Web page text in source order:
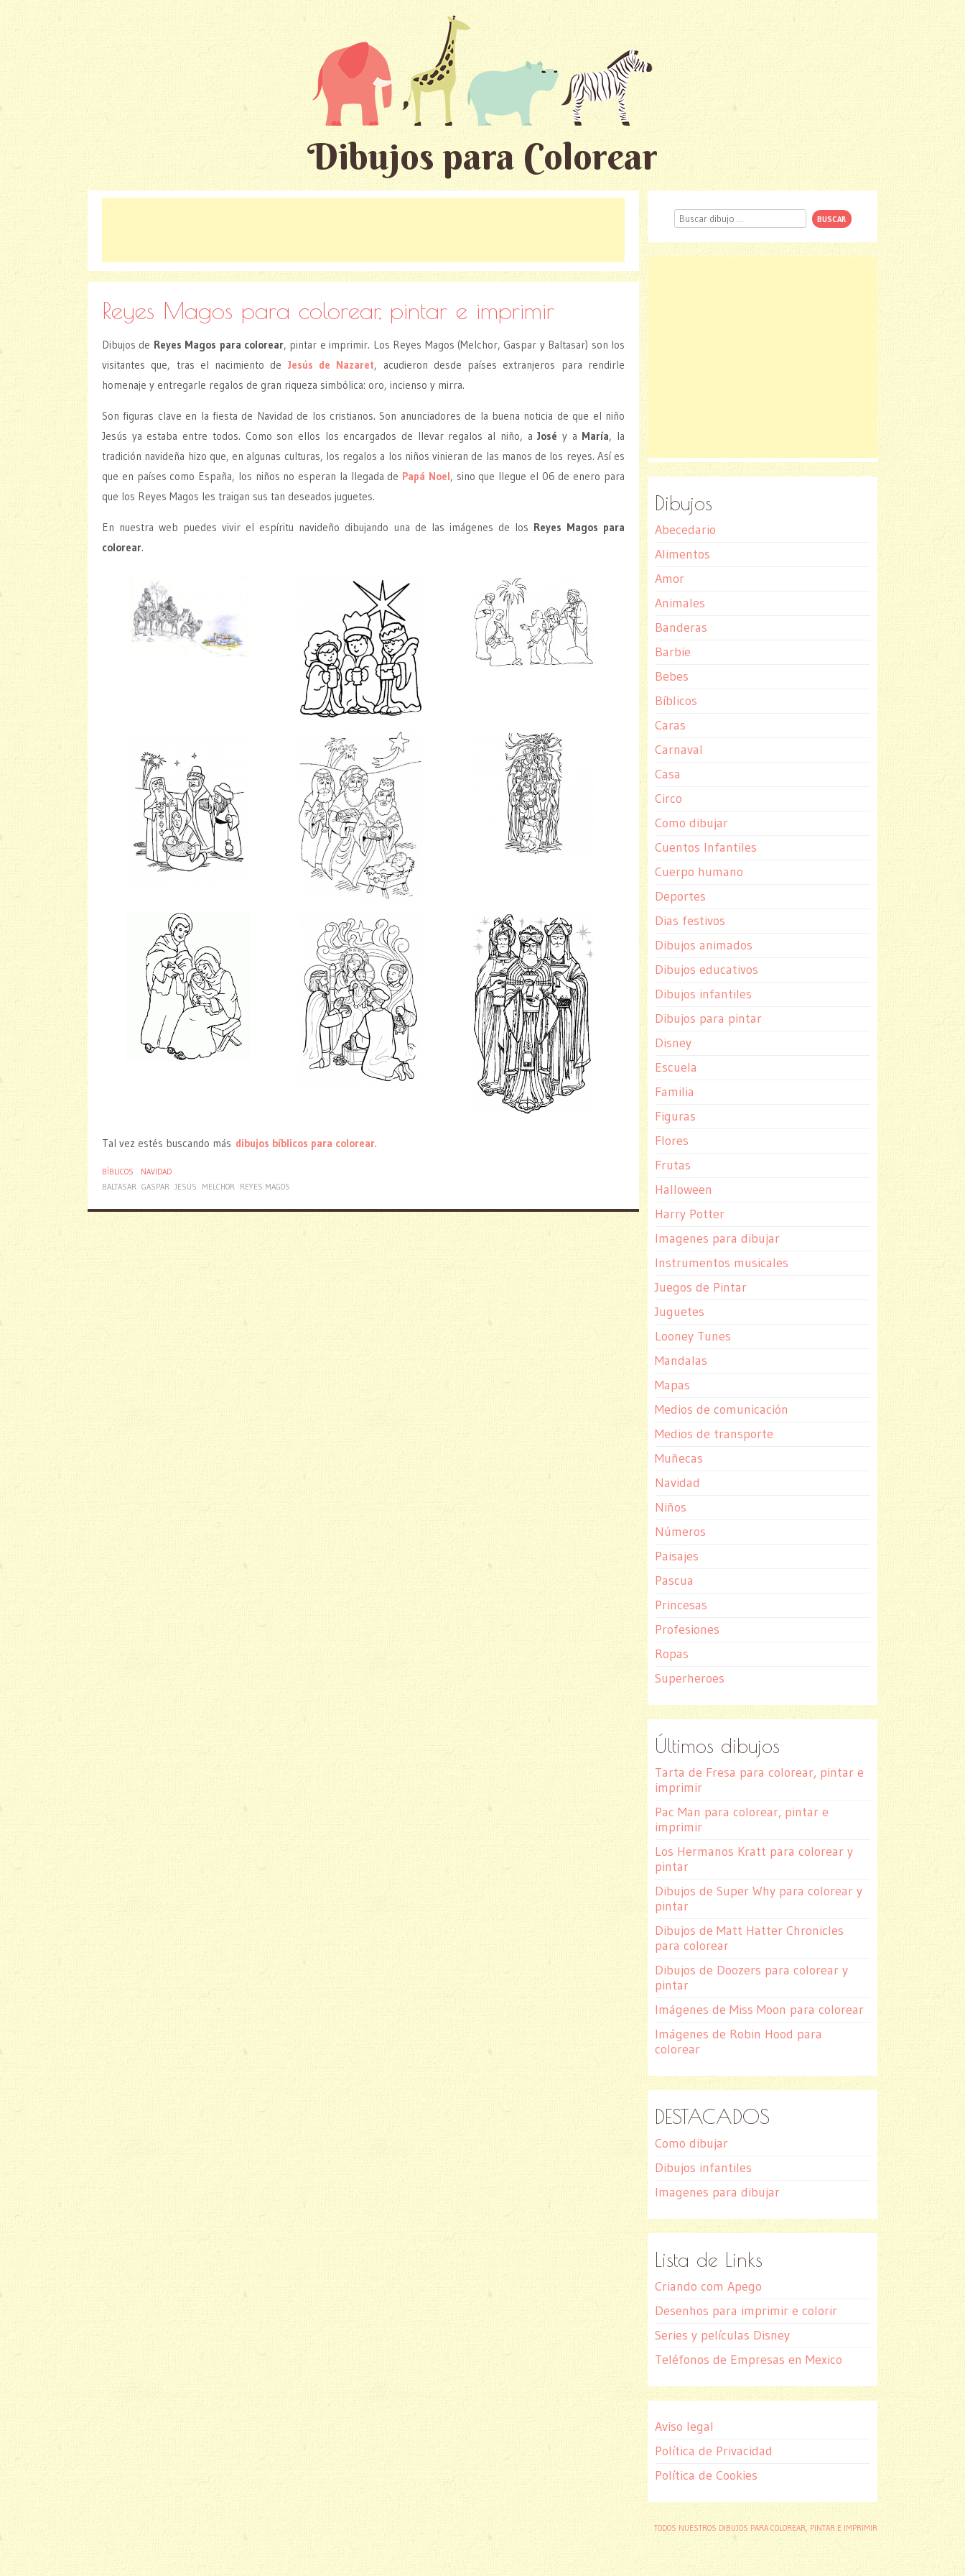
Dibujos para Colorear
Reyes Magos para colorear, pintar e imprimir
Dibujos de Reyes Magos para colorear, pintar e imprimir. Los Reyes Magos (Melchor, Gaspar y Baltasar) son los
visitantes que, tras el nacimiento de Jesús de Nazaret, acudieron desde países extranjeros para rendirle
homenaje y entregarle regalos de gran riqueza simbólica: oro, incienso y mirra.
Son figuras clave en la fiesta de Navidad de los cristianos. Son anunciadores de la buena noticia de que el niño
Jesús ya estaba entre todos. Como son ellos los encargados de llevar regalos al niño, aJosé y a María, la
tradición navideña hizo que, en algunas culturas, los regalos a los niños vinieran de las manos de los reyes. Así es
que en países como España, los niños no esperan la llegada de Papá Noel, sino que llegue el 06 de enero para
que los Reyes Magos les traigan sus tan deseados juguetes.
En nuestra web puedes vivir el espíritu navideño dibujando una de las imágenes de los Reyes Magos para
colorear.
Tal vez estés buscando más dibujos bíblicos para colorear.
BÍBLICOS
NAVIDAD
BALTASAR GASPAR JESÚS MELCHOR REYES MAGOS
Buscar
Dibujos
Abecedario
Alimentos
Amor
Animales
Banderas
Barbie
Bebes
Bíblicos
Caras
Carnaval
Casa
Circo
Como dibujar
Cuentos Infantiles
Cuerpo humano
Deportes
Dias festivos
Dibujos animados
Dibujos educativos
Dibujos infantiles
Dibujos para pintar
Disney
Escuela
Familia
Figuras
Flores
Frutas
Halloween
Harry Potter
Imagenes para dibujar
Instrumentos musicales
Juegos de Pintar
Juguetes
Looney Tunes
Mandalas
Mapas
Medios de comunicación
Medios de transporte
Muñecas
Navidad
Niños
Números
Paisajes
Pascua
Princesas
Profesiones
Ropas
Superheroes
Últimos dibujos
Tarta de Fresa para colorear, pintar e
imprimir
Pac Man para colorear, pintar e
imprimir
Los Hermanos Kratt para colorear y
pintar
Dibujos de Super Why para colorear y
pintar
Dibujos de Matt Hatter Chronicles
para colorear
Dibujos de Doozers para colorear y
pintar
Imágenes de Miss Moon para colorear
Imágenes de Robin Hood para
colorear
DESTACADOS
Como dibujar
Dibujos infantiles
Imagenes para dibujar
Lista de Links
Criando com Apego
Desenhos para imprimir e colorir
Series y películas Disney
Teléfonos de Empresas en Mexico
Aviso legal
Política de Privacidad
Política de Cookies
TODOS NUESTROS DIBUJOS PARA COLOREAR, PINTAR E IMPRIMIR